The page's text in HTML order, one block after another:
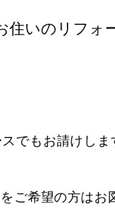
いのリフォ
でもお請けしま
ご希望の方はお